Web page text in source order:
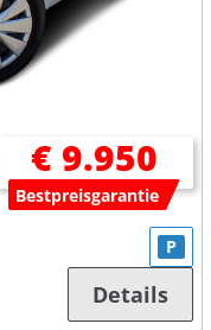
€ 9.950
Bestpreisgarantie
P
Details